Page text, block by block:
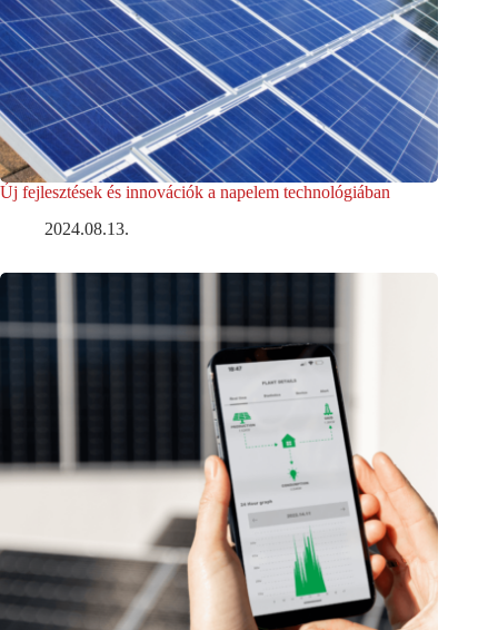
Új fejlesztések és innovációk a napelem technológiában
2024.08.13.